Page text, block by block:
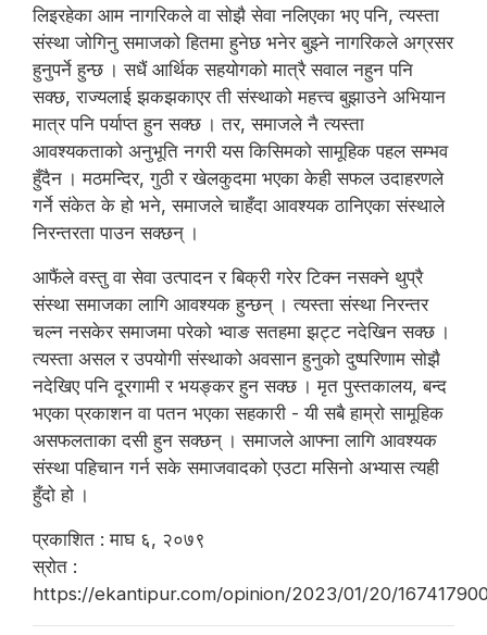
लिइरहेका आम नागरिकले वा सोझै सेवा नलिएका भए पनि, त्यस्ता
संस्था जोगिनु समाजको हितमा हुनेछ भनेर बुझ्ने नागरिकले अग्रसर
हुनुपर्ने हुन्छ । सधैं आर्थिक सहयोगको मात्रै सवाल नहुन पनि
सक्छ, राज्यलाई झकझकाएर ती संस्थाको महत्त्व बुझाउने अभियान
मात्र पनि पर्याप्त हुन सक्छ । तर, समाजले नै त्यस्ता
आवश्यकताको अनुभूति नगरी यस किसिमको सामूहिक पहल सम्भव
हुँदैन । मठमन्दिर, गुठी र खेलकुदमा भएका केही सफल उदाहरणले
गर्ने संकेत के हो भने, समाजले चाहँदा आवश्यक ठानिएका संस्थाले
निरन्तरता पाउन सक्छन् ।
आफैंले वस्तु वा सेवा उत्पादन र बिक्री गरेर टिक्न नसक्ने थुप्रै
संस्था समाजका लागि आवश्यक हुन्छन् । त्यस्ता संस्था निरन्तर
चल्न नसकेर समाजमा परेको भ्वाङ सतहमा झट्ट नदेखिन सक्छ ।
त्यस्ता असल र उपयोगी संस्थाको अवसान हुनुको दुष्परिणाम सोझै
नदेखिए पनि दूरगामी र भयङ्कर हुन सक्छ । मृत पुस्तकालय, बन्द
भएका प्रकाशन वा पतन भएका सहकारी - यी सबै हाम्रो सामूहिक
असफलताका दसी हुन सक्छन् । समाजले आफ्ना लागि आवश्यक
संस्था पहिचान गर्न सके समाजवादको एउटा मसिनो अभ्यास त्यही
हुँदो हो ।
प्रकाशित : माघ ६, २०७९
स्रोत :
https://ekantipur.com/opinion/2023/01/20/